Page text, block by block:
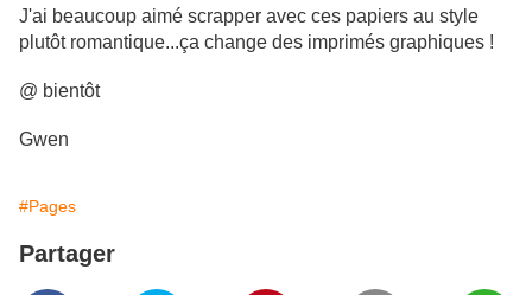
J'ai beaucoup aimé scrapper avec ces papiers au style
plutôt romantique...ça change des imprimés graphiques !
@ bientôt
Gwen
#Pages
Partager